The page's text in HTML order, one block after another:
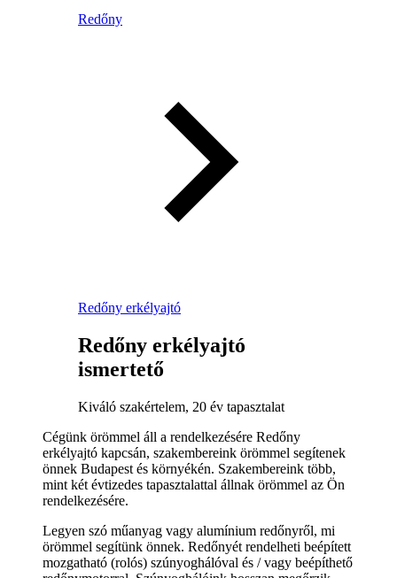
Redőny
Redőny erkélyajtó
Redőny erkélyajtó
ismertető
Kiváló szakértelem, 20 év tapasztalat
Cégünk örömmel áll a rendelkezésére Redőny
erkélyajtó kapcsán, szakembereink örömmel segítenek
önnek Budapest és környékén. Szakembereink több,
mint két évtizedes tapasztalattal állnak örömmel az Ön
rendelkezésére.
Legyen szó műanyag vagy alumínium redőnyről, mi
örömmel segítünk önnek. Redőnyét rendelheti beépített
mozgatható (rolós) szúnyoghálóval és / vagy beépíthető